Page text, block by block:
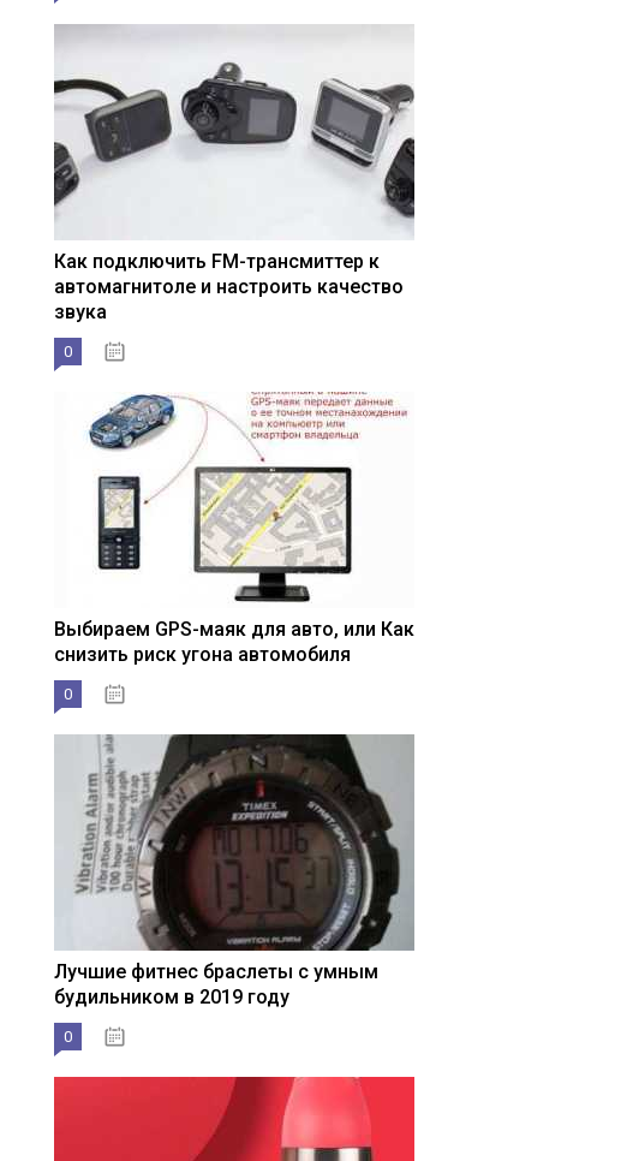
Как подключить FM-трансмиттер к
автомагнитоле и настроить качество
звука
0
Выбираем GPS-маяк для авто, или Как
снизить риск угона автомобиля
0
Лучшие фитнес браслеты с умным
будильником в 2019 году
0